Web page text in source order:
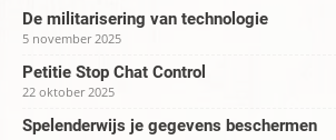
De militarisering van technologie
5 november 2025
Petitie Stop Chat Control
22 oktober 2025
Spelenderwijs je gegevens beschermen